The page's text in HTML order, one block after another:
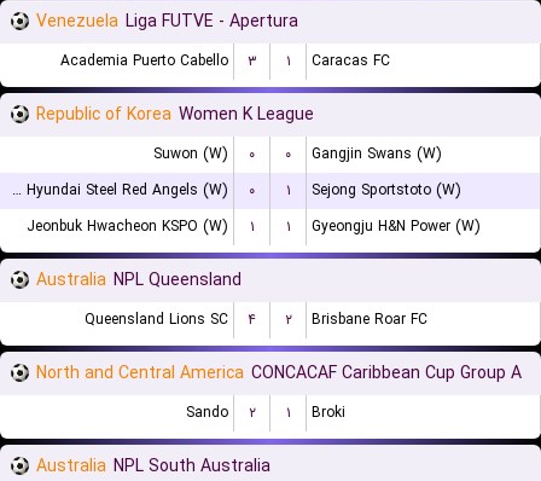
Venezuela Liga FUTVE - Apertura
Academia Puerto Cabello ۳ ۱ Caracas FC
Republic of Korea Women K League
Suwon (W) ۰ ۰
Gangjin Swans (W)
Incheon Hyundai Steel Red Angels (W)
۰ ۱
Sejong Sportstoto (W)
Jeonbuk Hwacheon KSPO (W)
۱ ۱ Gyeongju H&N Power (W)
Australia NPL Queensland
Queensland Lions SC ۴ ۲ Brisbane Roar FC
North and Central America CONCACAF Caribbean Cup Group A
Sando ۲ ۱ Broki
Australia NPL South Australia